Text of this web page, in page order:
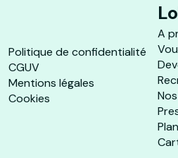
Politique de confidentialité
CGUV
Mentions légales
Cookies
A